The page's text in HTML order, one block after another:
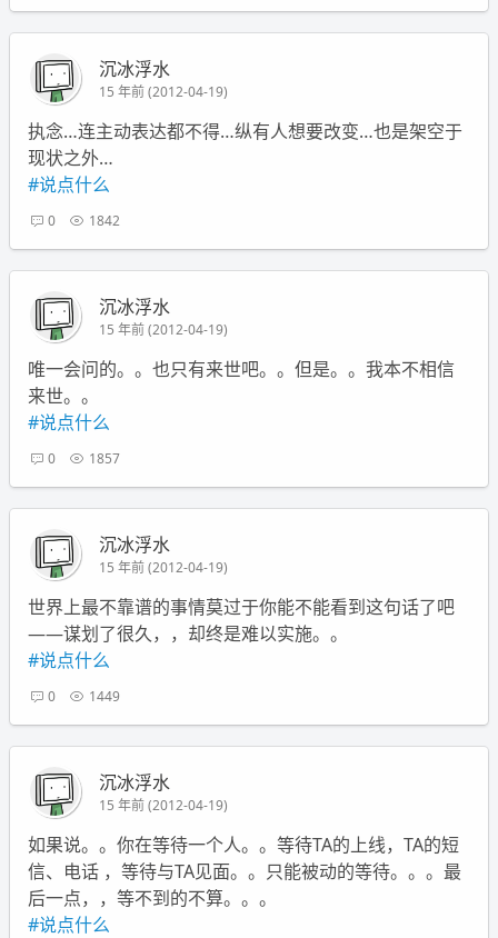
沉冰浮水
15 年前 (2012-04-19)
执念…连主动表达都不得…纵有人想要改变…也是架空于
现状之外…
#说点什么
0 1842
沉冰浮水
15 年前 (2012-04-19)
唯一会问的。。也只有来世吧。。但是。。我本不相信
来世。。
#说点什么
0 1857
沉冰浮水
15 年前 (2012-04-19)
世界上最不靠谱的事情莫过于你能不能看到这句话了吧
——谋划了很久，，却终是难以实施。。
#说点什么
0 1449
沉冰浮水
15 年前 (2012-04-19)
如果说。。你在等待一个人。。等待TA的上线，TA的短
信、电话 ，等待与TA见面。。只能被动的等待。。。最
后一点，，等不到的不算。。。
#说点什么